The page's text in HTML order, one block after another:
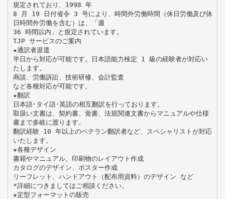
規定されており、1998 年
8 月 19 日付省令 3 号により、時間外労働時間（休日労働及び休
日時間外労働を含む）は、「週
36 時間以内」と規定されています。
TJP サービスのご案内
★通訳者派遣
半日から対応が可能です。日本語能力検定 1 級の経験者が対応い
たします。
商談、労働訴訟、技術研修、会計監査
など各種対応が可能です。
★翻訳
日本語･タイ語･英語の相互翻訳を行っております。
取扱い文書は、契約書、覚書、法規関連文書からマニュアルや仕様
書まで多岐に渡ります。
翻訳経験 10 年以上のベテラン翻訳者など、スペシャリストが対応
いたします。
★各種デザイン
書籍やマニュアル、印刷物のレイアウト作成
カタログのデザイン、ポスター作成
リーフレット、ハンドアウト（配布用資料）のデザイン など
*詳細につきましてはご相談ください。
★定型フォーマットの販売